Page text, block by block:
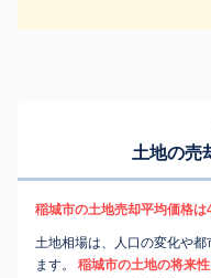
土地の売
稲城市の土地売却平均価格は
土地相場は、人口の変化や
ます。
稲城市の土地の将来